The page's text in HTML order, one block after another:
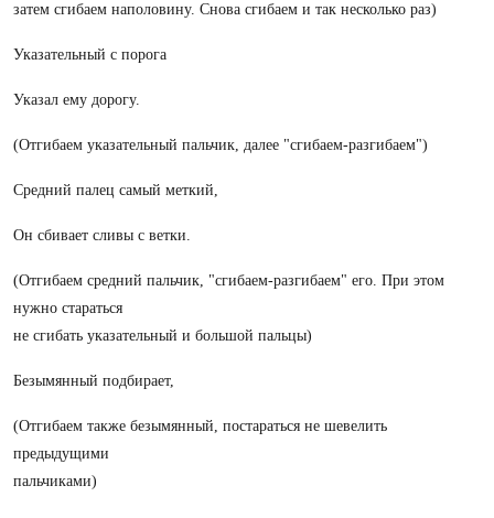
затем сгибаем наполовину. Снова сгибаем и так несколько раз)
Указательный с порога
Указал ему дорогу.
(Отгибаем указательный пальчик, далее "сгибаем-разгибаем")
Средний палец самый меткий,
Он сбивает сливы с ветки.
(Отгибаем средний пальчик, "сгибаем-разгибаем" его. При этом
нужно стараться
не сгибать указательный и большой пальцы)
Безымянный подбирает,
(Отгибаем также безымянный, постараться не шевелить
предыдущими
пальчиками)